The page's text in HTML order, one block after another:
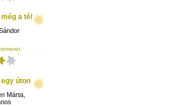
a tél
évszakok
egy úton
Márta